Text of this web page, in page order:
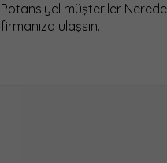
Potansiyel müşteriler
firmanıza ulaşsın.